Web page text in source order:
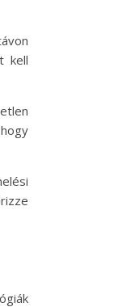
kell